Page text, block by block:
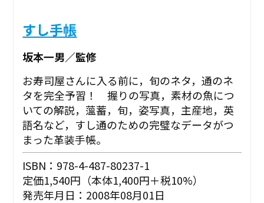
すし手帳
坂本一男／監修
お寿司屋さんに入る前に，旬のネタ，通のネ
タを完全予習！ 握りの写真，素材の魚につ
いての解説，薀蓄，旬，姿写真，主産地，英
語名など，すし通のための完璧なデータがつ
まった革装手帳。
ISBN：978-4-487-80237-1
定価1,540円（本体1,400円＋税10%）
発売年月日：2008年08月01日